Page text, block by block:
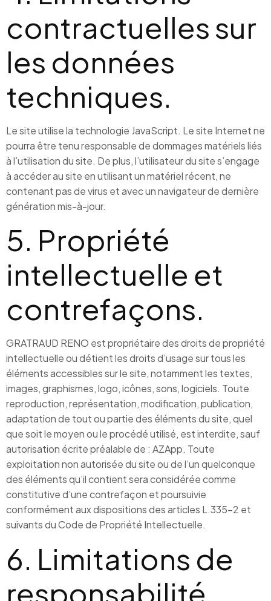
contractuelles sur
les données
techniques.
Le site utilise la technologie JavaScript. Le site Internet ne
pourra être tenu responsable de dommages matériels liés
à l’utilisation du site. De plus, l’utilisateur du site s’engage
à accéder au site en utilisant un matériel récent, ne
contenant pas de virus et avec un navigateur de dernière
génération mis-à-jour.
5. Propriété
intellectuelle et
contrefaçons.
GRATRAUD RENO est propriétaire des droits de propriété
intellectuelle ou détient les droits d’usage sur tous les
éléments accessibles sur le site, notamment les textes,
images, graphismes, logo, icônes, sons, logiciels. Toute
reproduction, représentation, modification, publication,
adaptation de tout ou partie des éléments du site, quel
que soit le moyen ou le procédé utilisé, est interdite, sauf
autorisation écrite préalable de : AZApp. Toute
exploitation non autorisée du site ou de l’un quelconque
des éléments qu’il contient sera considérée comme
constitutive d’une contrefaçon et poursuivie
conformément aux dispositions des articles L.335-2 et
suivants du Code de Propriété Intellectuelle.
6. Limitations de
responsabilité.